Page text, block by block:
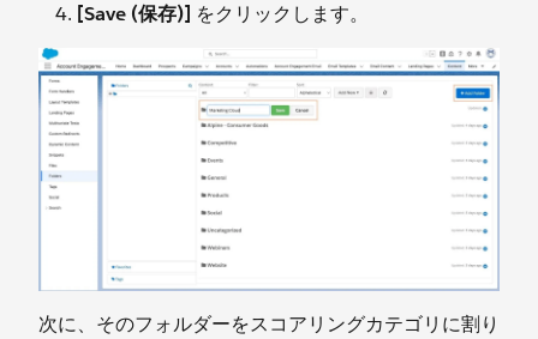
[Save (保存)] をクリックします。
次に、そのフォルダーをスコアリングカテゴリに割り